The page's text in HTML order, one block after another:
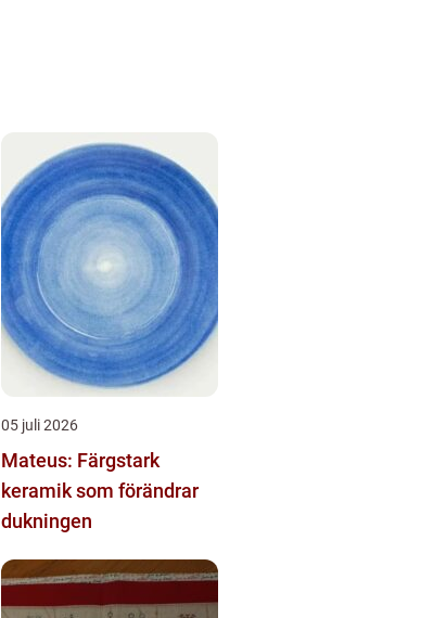
05 juli 2026
Mateus: Färgstark
keramik som förändrar
dukningen